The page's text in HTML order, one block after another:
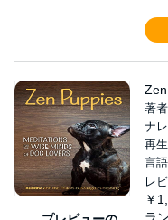
著者
ナ
再
言
レ
￥